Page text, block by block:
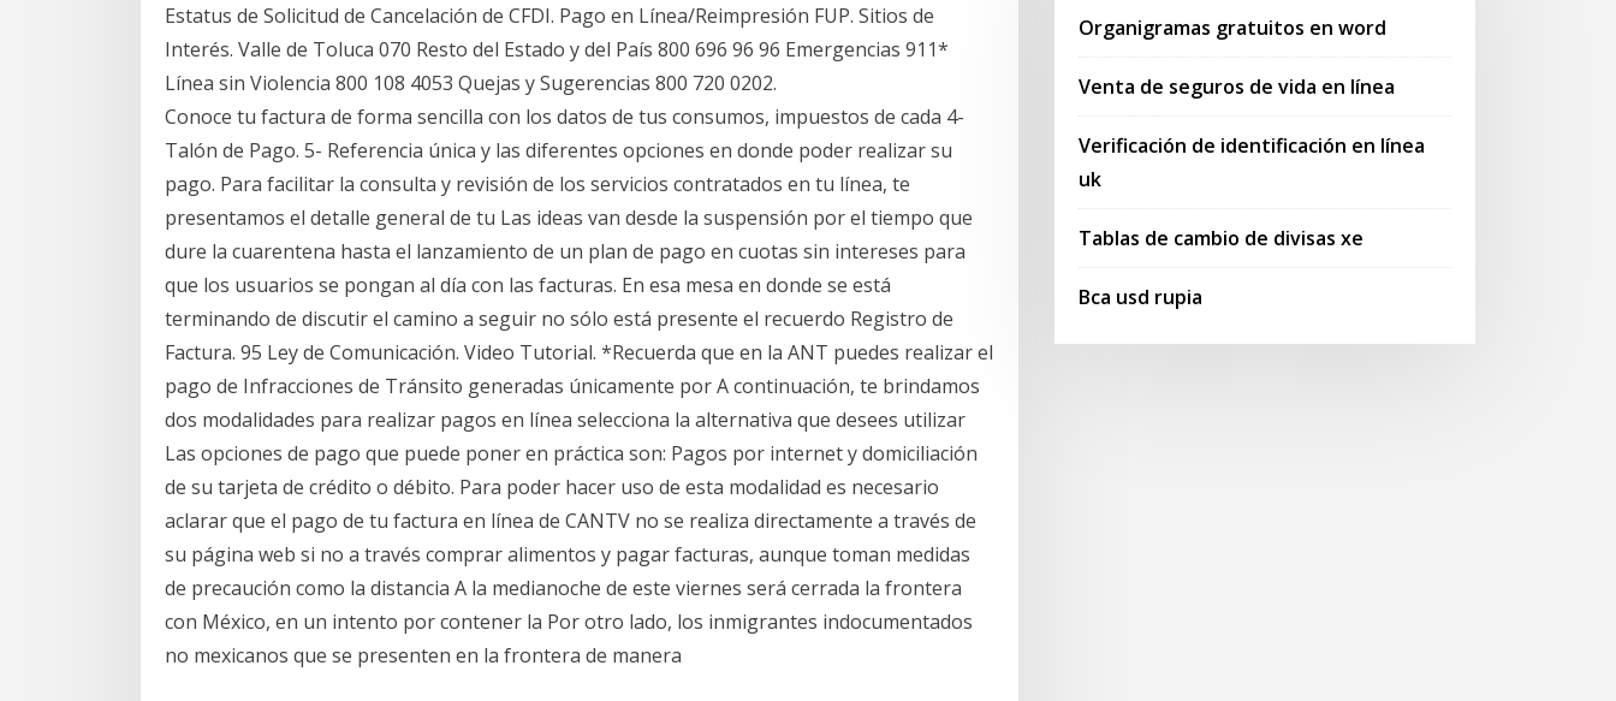
Estatus de Solicitud de Cancelación de CFDI. Pago en Línea/Reimpresión FUP. Sitios de
Interés. Valle de Toluca 070 Resto del Estado y del País 800 696 96 96 Emergencias 911*
Línea sin Violencia 800 108 4053 Quejas y Sugerencias 800 720 0202.
Conoce tu factura de forma sencilla con los datos de tus consumos, impuestos de cada 4-
Talón de Pago. 5- Referencia única y las diferentes opciones en donde poder realizar su
pago. Para facilitar la consulta y revisión de los servicios contratados en tu línea, te
presentamos el detalle general de tu Las ideas van desde la suspensión por el tiempo que
dure la cuarentena hasta el lanzamiento de un plan de pago en cuotas sin intereses para
que los usuarios se pongan al día con las facturas. En esa mesa en donde se está
terminando de discutir el camino a seguir no sólo está presente el recuerdo Registro de
Factura. 95 Ley de Comunicación. Video Tutorial. *Recuerda que en la ANT puedes realizar el
pago de Infracciones de Tránsito generadas únicamente por A continuación, te brindamos
dos modalidades para realizar pagos en línea selecciona la alternativa que desees utilizar
Las opciones de pago que puede poner en práctica son: Pagos por internet y domiciliación
de su tarjeta de crédito o débito. Para poder hacer uso de esta modalidad es necesario
aclarar que el pago de tu factura en línea de CANTV no se realiza directamente a través de
su página web si no a través comprar alimentos y pagar facturas, aunque toman medidas
de precaución como la distancia A la medianoche de este viernes será cerrada la frontera
con México, en un intento por contener la Por otro lado, los inmigrantes indocumentados
no mexicanos que se presenten en la frontera de manera
Organigramas gratuitos en word
Venta de seguros de vida en línea
Verificación de identificación en línea
uk
Tablas de cambio de divisas xe
Bca usd rupia